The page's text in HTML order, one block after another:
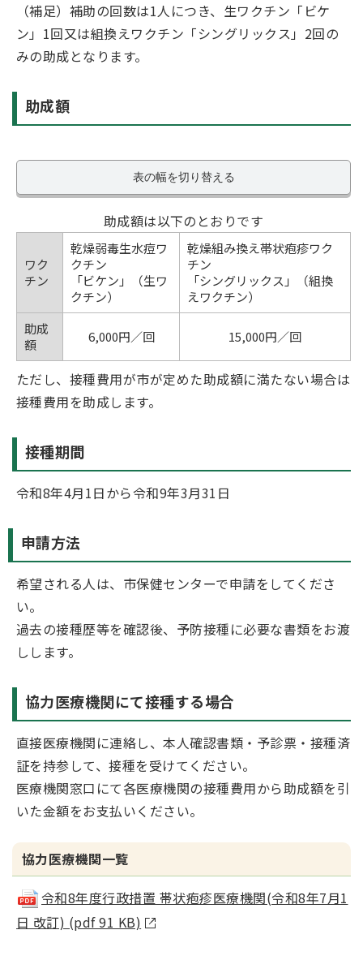
（補足）補助の回数は1人につき、生ワクチン「ビケ
ン」1回又は組換えワクチン「シングリックス」2回の
みの助成となります。
助成額
表の幅を切り替える
助成額は以下のとおりです
ワク
チン
乾燥弱毒生水痘ワ
クチン
「ビケン」（生ワ
クチン）
乾燥組み換え帯状疱疹ワク
チン
「シングリックス」（組換
えワクチン）
助成
額
6,000円／回 15,000円／回
ただし、接種費用が市が定めた助成額に満たない場合は
接種費用を助成します。
接種期間
令和8年4月1日から令和9年3月31日
申請方法
希望される人は、市保健センターで申請をしてくださ
い。
過去の接種歴等を確認後、予防接種に必要な書類をお渡
しします。
協力医療機関にて接種する場合
直接医療機関に連絡し、本人確認書類・予診票・接種済
証を持参して、接種を受けてください。
医療機関窓口にて各医療機関の接種費用から助成額を引
いた金額をお支払いください。
協力医療機関一覧
令和8年度行政措置 帯状疱疹医療機関(令和8年7月1
日 改訂) (pdf 91 KB)